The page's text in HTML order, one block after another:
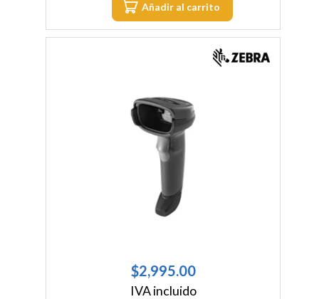
Añadir al carrito
$2,995.00
IVA incluido